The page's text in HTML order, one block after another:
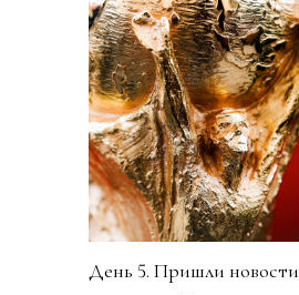
День 5. Пришли новости